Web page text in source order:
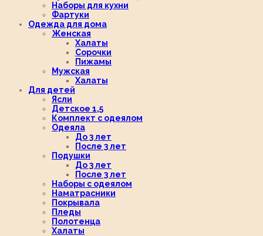
Наборы для кухни
Фартуки
Одежда для дома
Женская
Халаты
Сорочки
Пижамы
Мужская
Халаты
Для детей
Ясли
Детское 1,5
Комплект с одеялом
Одеяла
До 3 лет
После 3 лет
Подушки
До 3 лет
После 3 лет
Наборы с одеялом
Наматрасники
Покрывала
Пледы
Полотенца
Халаты